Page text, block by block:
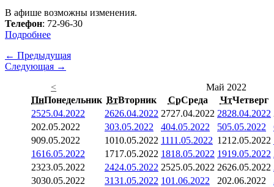
В афише возможны изменения.
Телефон: 72-96-30
Подробнее
← Предыдущая
Следующая →
<
Май 2022
ПнПонедельник ВтВторник СрСреда ЧтЧетверг
2525.04.2022 2626.04.2022 2727.04.2022 2828.04.2022
202.05.2022 303.05.2022 404.05.2022 505.05.2022
909.05.2022 1010.05.2022 1111.05.2022 1212.05.2022
1616.05.2022 1717.05.2022 1818.05.2022 1919.05.2022
2323.05.2022 2424.05.2022 2525.05.2022 2626.05.2022
3030.05.2022 3131.05.2022 101.06.2022 202.06.2022